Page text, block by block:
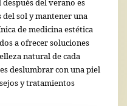
del verano es
sol y mantener una
de medicina estética
a ofrecer soluciones
natural de cada
deslumbrar con una piel
y tratamientos